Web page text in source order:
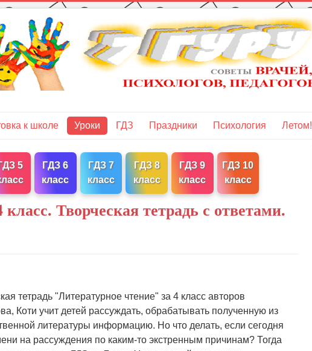
к школе Уроки ГДЗ Праздники Психология Летом!
5
ГДЗ 6
класс
ГДЗ 7
класс
ГДЗ 8
класс
ГДЗ 9
класс
ГДЗ 10
класс
Творческая тетрадь с ответами.
тетрадь "Литературное чтение" за 4 класс авторов
Коти учит детей рассуждать, обрабатывать полученную из
литературы информацию. Но что делать, если сегодня
на рассуждения по каким-то экстренным причинам? Тогда